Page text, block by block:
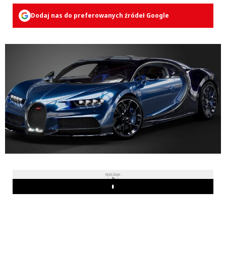
Dodaj nas do preferowanych źródeł Google
REKLAMA
Play